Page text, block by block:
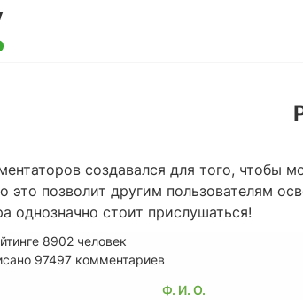
создавался для того,
это позволит другим пользователям
однозначно стоит прислушаться!
8902 человек
97497 комментариев
Ф. И. О.